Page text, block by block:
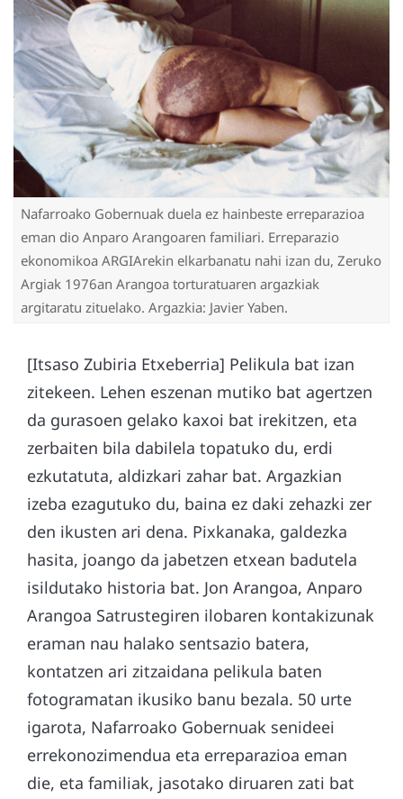
Nafarroako Gobernuak duela ez hainbeste erreparazioa
eman dio Anparo Arangoaren familiari. Erreparazio
ekonomikoa ARGIArekin elkarbanatu nahi izan du, Zeruko
Argiak 1976an Arangoa torturatuaren argazkiak
argitaratu zituelako. Argazkia: Javier Yaben.
[Itsaso Zubiria Etxeberria] Pelikula bat izan
zitekeen. Lehen eszenan mutiko bat agertzen
da gurasoen gelako kaxoi bat irekitzen, eta
zerbaiten bila dabilela topatuko du, erdi
ezkutatuta, aldizkari zahar bat. Argazkian
izeba ezagutuko du, baina ez daki zehazki zer
den ikusten ari dena. Pixkanaka, galdezka
hasita, joango da jabetzen etxean badutela
isildutako historia bat. Jon Arangoa, Anparo
Arangoa Satrustegiren ilobaren kontakizunak
eraman nau halako sentsazio batera,
kontatzen ari zitzaidana pelikula baten
fotogramatan ikusiko banu bezala. 50 urte
igarota, Nafarroako Gobernuak senideei
errekonozimendua eta erreparazioa eman
die, eta familiak, jasotako diruaren zati bat